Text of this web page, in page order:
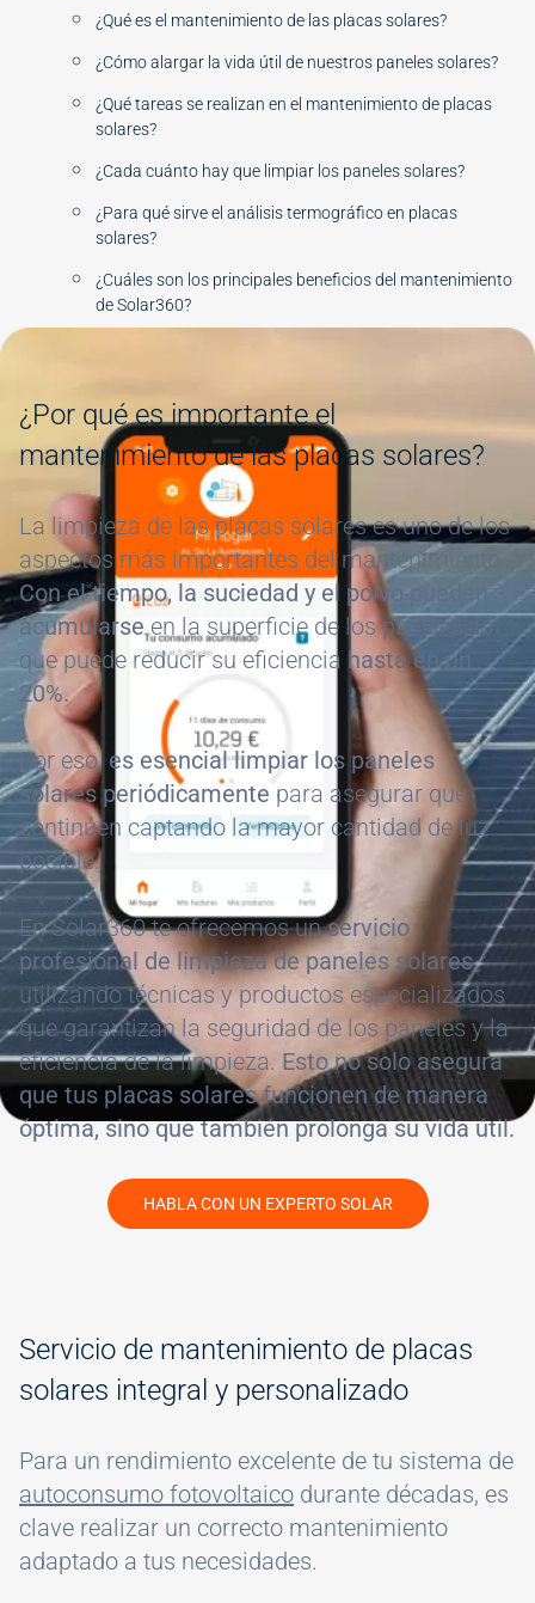
¿Qué es el mantenimiento de las placas solares?
¿Cómo alargar la vida útil de nuestros paneles solares?
¿Qué tareas se realizan en el mantenimiento de placas
solares?
¿Cada cuánto hay que limpiar los paneles solares?
¿Para qué sirve el análisis termográfico en placas
solares?
¿Cuáles son los principales beneficios del mantenimiento
de Solar360?
Image
#
¿Por qué es importante el
mantenimiento de las placas solares?
La limpieza de las placas solares es uno de los
aspectos más importantes del mantenimiento.
Con el tiempo, la suciedad y el polvo pueden
acumularseen la superficie de los paneles, lo
que puede reducir su eficiencia hasta en un
20%.
Por eso, es esencial limpiar los paneles
solares periódicamente para asegurar que
continúen captando la mayor cantidad de luz
posible.
En Solar360 te ofrecemos unservicio
profesional de limpieza de paneles solares,
utilizando técnicas y productos especializados
que garantizan la seguridad de los paneles y la
eficiencia de la limpieza. Esto no solo asegura
que tus placas solares funcionen de manera
óptima, sino que también prolonga su vida útil.
HABLA CON UN EXPERTO SOLAR
#
Servicio de mantenimiento de placas
solares integral y personalizado
Para un rendimiento excelente de tu sistema de
autoconsumo fotovoltaico durante décadas, es
clave realizar un correcto mantenimiento
adaptado a tus necesidades.